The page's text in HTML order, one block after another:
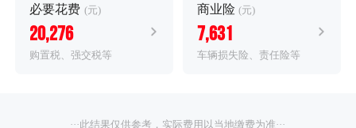
必要花费 (元)
20,276
购置税、强交税等
商业险 (元)
7,631
车辆损失险、责任险等
···此结果仅供参考，实际费用以当地缴费为准···